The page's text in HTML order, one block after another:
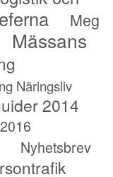
Meg
Mässans
Näringsliv
2014
Nyhetsbrev